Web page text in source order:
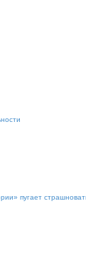
пугает